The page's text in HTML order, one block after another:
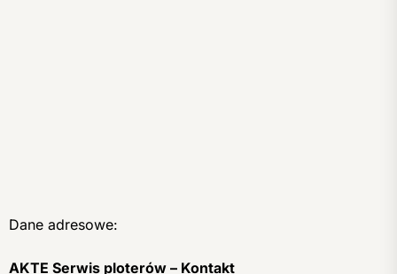
Dane adresowe:
AKTE Serwis ploterów – Kontakt